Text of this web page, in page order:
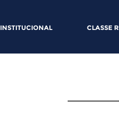
INSTITUCIONAL CLASSE